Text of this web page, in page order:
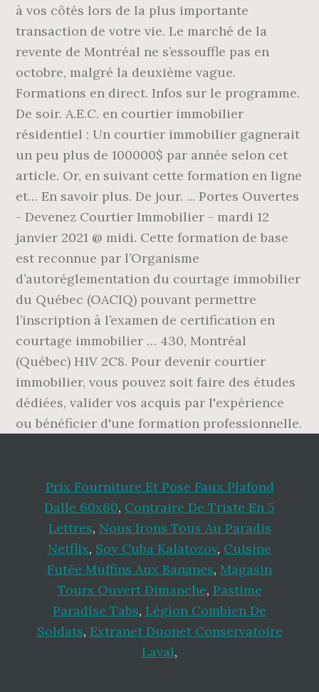
à vos côtés lors de la plus importante
transaction de votre vie. Le marché de la
revente de Montréal ne s’essouffle pas en
octobre, malgré la deuxième vague.
Formations en direct. Infos sur le programme.
De soir. A.E.C. en courtier immobilier
résidentiel : Un courtier immobilier gagnerait
un peu plus de 100000$ par année selon cet
article. Or, en suivant cette formation en ligne
et… En savoir plus. De jour. ... Portes Ouvertes
- Devenez Courtier Immobilier - mardi 12
janvier 2021 @ midi. Cette formation de base
est reconnue par l’Organisme
d’autoréglementation du courtage immobilier
du Québec (OACIQ) pouvant permettre
l’inscription à l’examen de certification en
courtage immobilier … 430, Montréal
(Québec) H1V 2C8. Pour devenir courtier
immobilier, vous pouvez soit faire des études
dédiées, valider vos acquis par l'expérience
ou bénéficier d'une formation professionnelle.
Prix Fourniture Et Pose Faux Plafond
Dalle 60x60, Contraire De Triste En 5
Lettres, Nous Irons Tous Au Paradis
Netflix, Soy Cuba Kalatozov, Cuisine
Futée Muffins Aux Bananes, Magasin
Tours Ouvert Dimanche, Pastime
Paradise Tabs, Légion Combien De
Soldats, Extranet Duonet Conservatoire
Laval,